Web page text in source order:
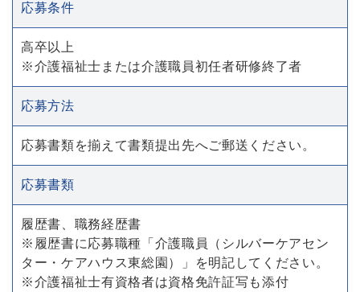
応募条件
高卒以上
※介護福祉士または介護職員初任者研修終了者
応募方法
応募書類を揃えて書類提出先へご郵送ください。
応募書類
履歴書、職務経歴書
※履歴書に応募職種「介護職員（シルバーケアセン
ター・ケアハウス東総園）」を明記してください。
※介護福祉士有資格者は資格免許証写も添付